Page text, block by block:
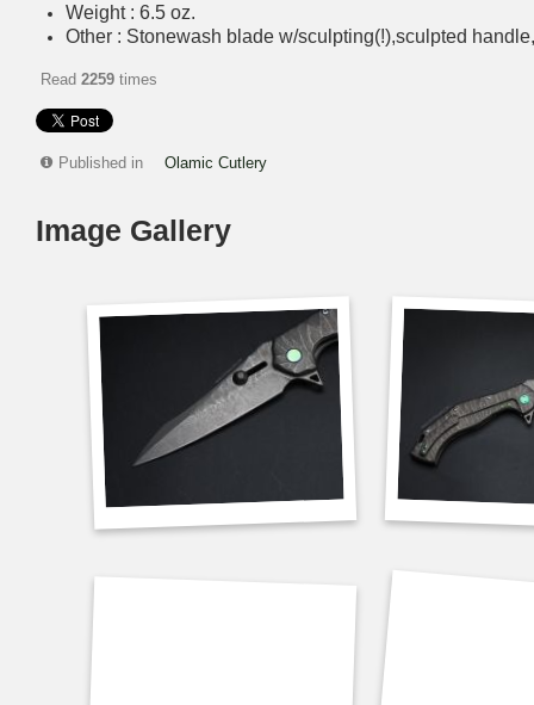
Weight : 6.5 oz.
Other : Stonewash blade w/sculpting(!),sculpted
Read 2259 times
Published in Olamic Cutlery
Image Gallery